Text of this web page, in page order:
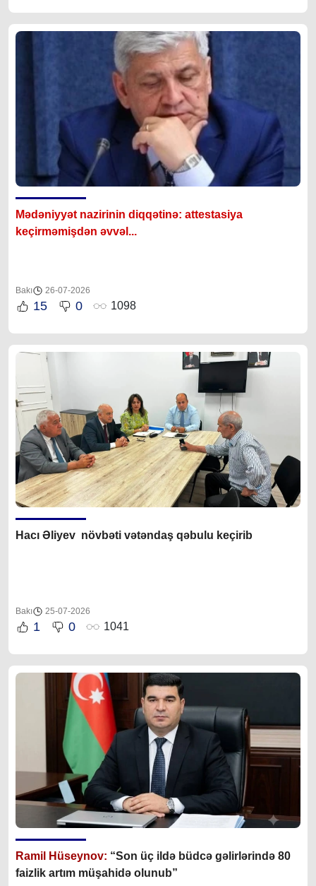
Mədəniyyət nazirinin diqqətinə: attestasiya
keçirməmişdən əvvəl...
Bakı 26-07-2026
15 0 1098
Hacı Əliyev növbəti vətəndaş qəbulu keçirib
Bakı 25-07-2026
1 0 1041
Ramil Hüseynov: “Son üç ildə büdcə gəlirlərində 80
faizlik artım müşahidə olunub”